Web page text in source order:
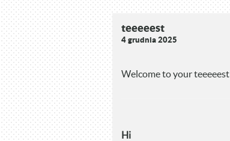
teeeeest
4 grudnia 2025
Welcome to your teeeeest
Hi